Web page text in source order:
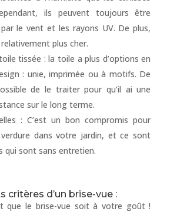
ils peuvent toujours être
le vent et les rayons UV. De plus,
plus cher.
tissée : la toile a plus d’options en
: unie, imprimée ou à motifs. De
de le traiter pour qu’il ai une
sur le long terme.
: C’est un bon compromis pour
dans votre jardin, et ce sont
qui sont sans entretien.
critères d’un brise-vue :
que le brise-vue soit à votre goût !